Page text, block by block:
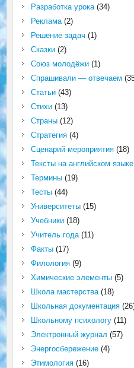
Разработка урока(34)
Реклама(2)
Решение задач (1)
Сказки(2)
Союз молодёжи(1)
Спрашивали — отвечаем
Статьи(43)
Стихи(13)
Страны(12)
Стратегия(4)
Сценарий мероприятия(18)
Тексты на английском языке
Термины(19)
Тесты(44)
Университеты(15)
Учебники(18)
Учитель года(11)
Факты(17)
Филология(9)
Химические элементы(5)
Школа мастерства(18)
Школьная документация
Школьному психологу(11)
Электронный журнал (57)
Энергосбережение(4)
Этимология(16)